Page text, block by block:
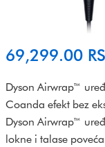
69,299.00
Dyson Airwrap™
Coanda efekt bez
Dyson Airwrap™
lokne i talase